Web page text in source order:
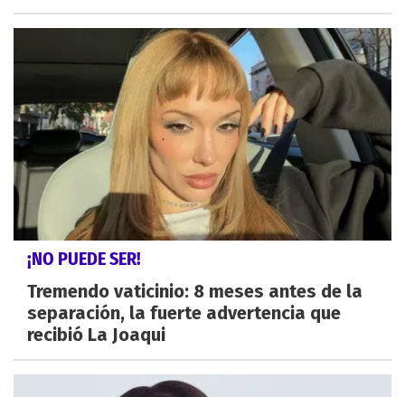
¡NO PUEDE SER!
Tremendo vaticinio: 8 meses antes de la
separación, la fuerte advertencia que
recibió La Joaqui